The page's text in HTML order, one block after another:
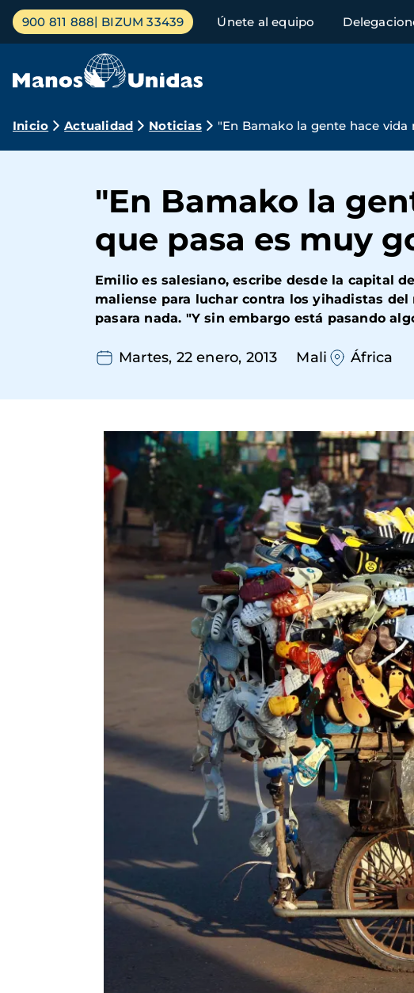
Pasar
contenido
Menú
principal
900 811 888 BIZUM 33439 Únete al equipo
Ruta
navegación
Inicio Actualidad Noticias "En Bamako la gente hace
"En Bamako la
que pasa es muy
Emilio es salesiano, escribe desde la capital
maliense para luchar contra los yihadistas
pasara nada. "Y sin embargo está pasando
Martes, 22 enero, 2013 Mali África